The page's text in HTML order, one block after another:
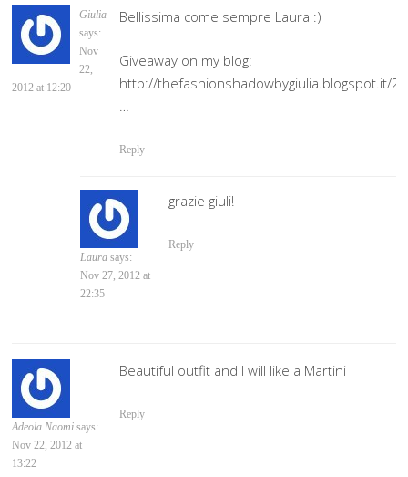
Giulia
says:
Nov
22,
2012 at 12:20
Bellissima come sempre Laura :)
Giveaway on my blog:
http://thefashionshadowbygiulia.blogspot.it/
Reply
Laura says:
Nov 27, 2012 at
22:35
grazie giuli!
Reply
Adeola Naomi says:
Nov 22, 2012 at
13:22
Beautiful outfit and I will like a Martini
Reply